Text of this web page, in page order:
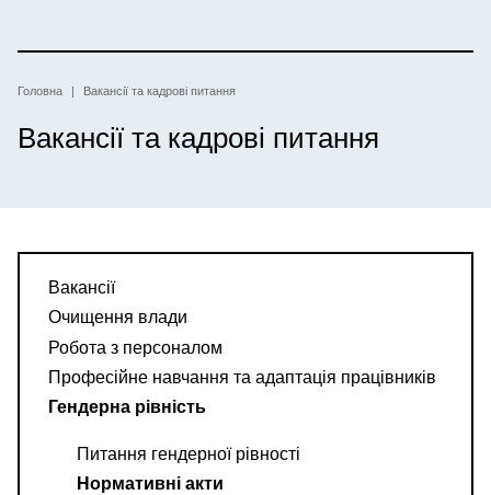
основного
Рядок
навіґації
Головна Вакансії та кадрові питання
Вакансії та кадрові питання
Вакансії
Очищення влади
Робота з персоналом
Професійне навчання та адаптація працівників
Гендерна рівність
Питання гендерної рівності
Нормативні акти